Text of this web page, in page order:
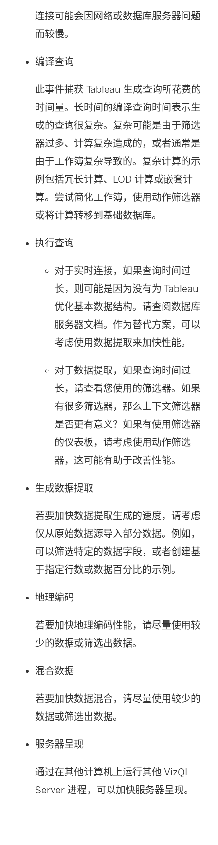
连接可能会因网络或数据库服务器问题
而较慢。
编译查询
此事件捕获 Tableau 生成查询所花费的
时间量。长时间的编译查询时间表示生
成的查询很复杂。复杂可能是由于筛选
器过多、计算复杂造成的，或者通常是
由于工作簿复杂导致的。复杂计算的示
例包括冗长计算、LOD 计算或嵌套计
算。尝试简化工作簿，使用动作筛选器
或将计算转移到基础数据库。
执行查询
对于实时连接，如果查询时间过
长，则可能是因为没有为 Tableau
优化基本数据结构。请查阅数据库
服务器文档。作为替代方案，可以
考虑使用数据提取来加快性能。
对于数据提取，如果查询时间过
长，请查看您使用的筛选器。如果
有很多筛选器，那么上下文筛选器
是否更有意义？如果有使用筛选器
的仪表板，请考虑使用动作筛选
器，这可能有助于改善性能。
生成数据提取
若要加快数据提取生成的速度，请考虑
仅从原始数据源导入部分数据。例如，
可以筛选特定的数据字段，或者创建基
于指定行数或数据百分比的示例。
地理编码
若要加快地理编码性能，请尽量使用较
少的数据或筛选出数据。
混合数据
若要加快数据混合，请尽量使用较少的
数据或筛选出数据。
服务器呈现
通过在其他计算机上运行其他 VizQL
Server 进程，可以加快服务器呈现。